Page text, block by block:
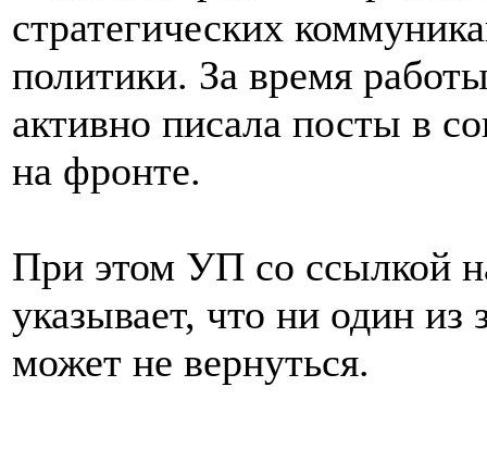
стратегических
политики. За время
активно писала посты в
на фронте.
При этом УП со ссылкой
указывает, что ни один из
может не вернуться.